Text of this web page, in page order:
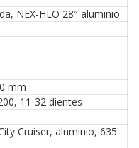
NEX-HLO 28″ aluminio
mm
11-32 dientes
Cruiser, aluminio, 635